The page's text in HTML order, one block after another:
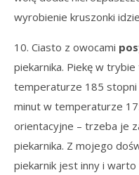
wyrobienie kruszonki
10. Ciasto z owocami
piekarnika. Piekę w
temperaturze 185 stopni
minut w temperaturze
orientacyjne – trzeba je
piekarnika. Z mojego
piekarnik jest inny i